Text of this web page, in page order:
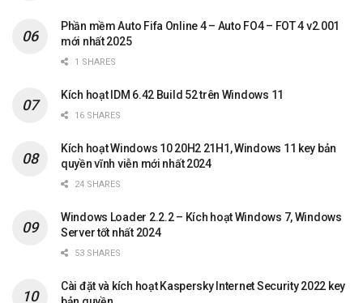
Phần mềm Auto Fifa Online 4 – Auto FO4 – FOT 4 v2.001
mới nhất 2025
1 SHARES
Kích hoạt IDM 6.42 Build 52 trên Windows 11
16 SHARES
Kích hoạt Windows 10 20H2 21H1, Windows 11 key bản
quyền vĩnh viễn mới nhất 2024
24 SHARES
Windows Loader 2.2.2 – Kích hoạt Windows 7, Windows
Server tốt nhất 2024
53 SHARES
Cài đặt và kích hoạt Kaspersky Internet Security 2022 key